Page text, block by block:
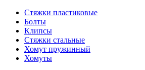
Стяжки пластиковые
Болты
Клипсы
Стяжки стальные
Хомут пружинный
Хомуты